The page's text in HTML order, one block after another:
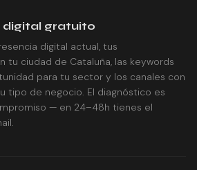
digital gratuito
digital actual, tus
tu ciudad de Cataluña, las keywords
para tu sector y los canales con
tipo de negocio. El diagnóstico es
— en 24–48h tienes el